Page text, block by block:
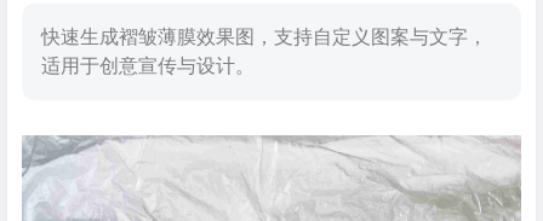
快速生成褶皱薄膜效果图，支持自定义图案与文字，
适用于创意宣传与设计。